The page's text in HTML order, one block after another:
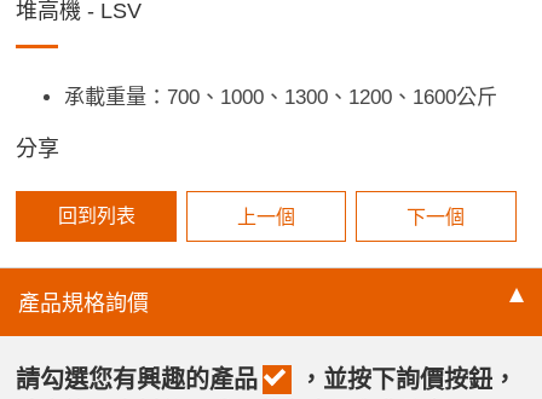
堆高機 - LSV
承載重量：700、1000、1300、1200、1600公斤
分享
回到列表 上一個 下一個
產品規格詢價
請勾選您有興趣的產品
，並按下詢價按鈕，